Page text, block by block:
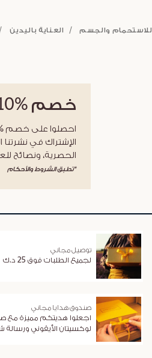
للاستحمام والجسم العناية باليدين
خصم %10
الإشتراك في نشرتنا
الحصرية، ونصائح
*تطبق الشروط والأحكام
توصيل مجاني
لجميع الطلبات فوق 25 د.ك
صندوق هدايا مجاني
اجعلوا هديتكم مميزة مع
لوكسيتان الأيقوني